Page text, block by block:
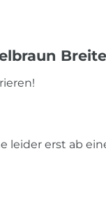
leider erst ab